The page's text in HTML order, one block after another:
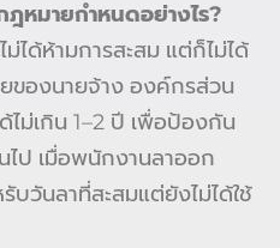
หมายกำหนดอย่างไร?
ได้ห้ามการสะสม แต่ก็ไม่ได้
ของนายจ้าง องค์กรส่วน
ไม่เกิน 1–2 ปี เพื่อป้องกัน
ป เมื่อพนักงานลาออก
บวันลาที่สะสมแต่ยังไม่ได้ใช้